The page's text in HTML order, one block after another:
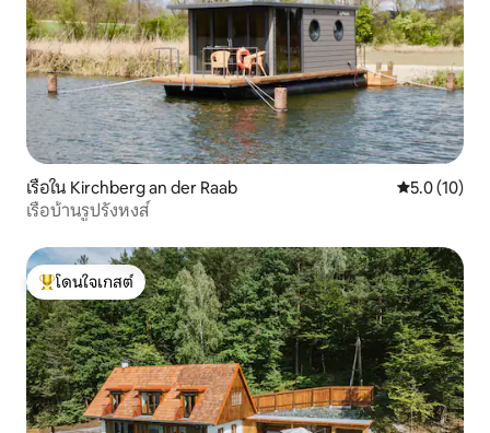
เรือใน Kirchberg an der Raab คะแนนเฉลี่ย
5.0 (10)
เรือบ้านรูปรังหงส์
โดนใจเกสต์ที่สุด
โดนใจเกสต์